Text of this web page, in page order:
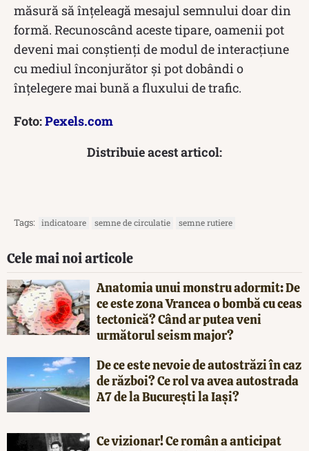
măsură să înțeleagă mesajul semnului doar din
formă. Recunoscând aceste tipare, oamenii pot
deveni mai conștienți de modul de interacțiune
cu mediul înconjurător și pot dobândi o
înțelegere mai bună a fluxului de trafic.
Foto:Pexels.com
Distribuie acest articol:
Tags: indicatoare semne de circulatie semne rutiere
Cele mai noi articole
Anatomia unui monstru adormit: De
ce este zona Vrancea o bombă cu ceas
tectonică? Când ar putea veni
următorul seism major?
De ce este nevoie de autostrăzi în caz
de război? Ce rol va avea autostrada
A7 de la București la Iași?
Ce vizionar! Ce român a anticipat